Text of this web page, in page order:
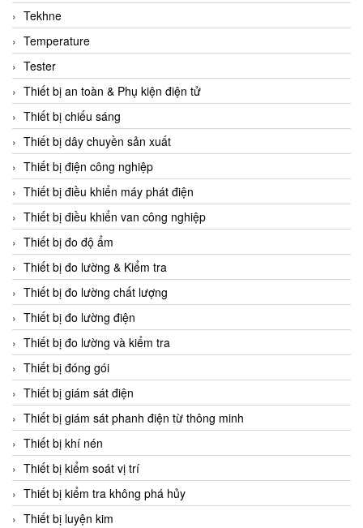
CAPS
CAREL Parts
CCS
CD Automation
CEAG Sicherheitst
CEIA Vietnam
Celduc Vietnam
Cemb
Centec GmbH
CEQUBE
CHAUVIN ARNOUX
Checkline
Chino
Chiyoda Seiki
Chiyoda-Tsusho
Chongqing Huaneng
Chromalox
ChuanYi
CIC
Clage
Clake Fololo
Tekhne
Temperature
Tester
Thiết bị an toàn & Phụ kiện điện tử
Thiết bị chiếu sáng
Thiết bị dây chuyền sản xuất
Thiết bị điện công nghiệp
Thiết bị điều khiển máy phát điện
Thiết bị điều khiển van công nghiệp
Thiết bị đo độ ẩm
Thiết bị đo lường & Kiểm tra
Thiết bị đo lường chất lượng
Thiết bị đo lường điện
Thiết bị đo lường và kiểm tra
Thiết bị đóng gói
Thiết bị giám sát điện
Thiết bị giám sát phanh điện từ thông minh
Thiết bị khí nén
Thiết bị kiểm soát vị trí
Thiết bị kiểm tra không phá hủy
Thiết bị luyện kim